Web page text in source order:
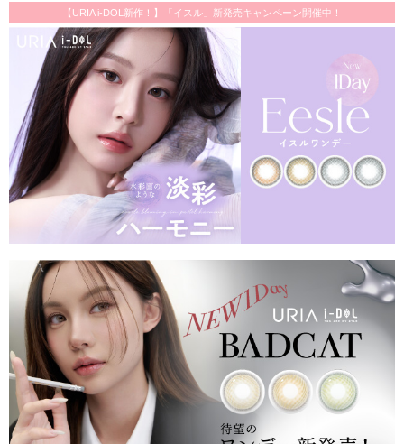
【URIA i-DOL新作！】「イスル」新発売キャンペーン開催中！